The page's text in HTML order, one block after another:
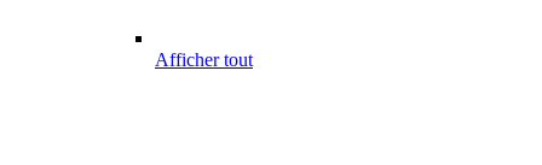
Afficher tout